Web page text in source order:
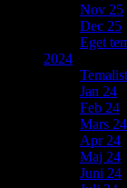
Nov 25
Dec 25
Eget
2024
Jan 24
Feb 24
Mars 24
Apr 24
Maj 24
Juni 24